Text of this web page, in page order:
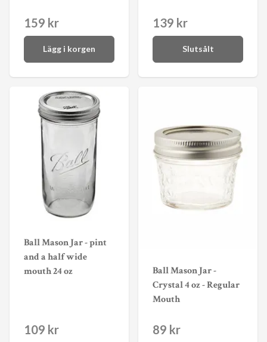
159 kr
Lägg i korgen
139 kr
Slutsålt
Ball Mason Jar - pint
and a half wide
mouth 24 oz
109 kr
Ball Mason Jar -
Crystal 4 oz - Regular
Mouth
89 kr